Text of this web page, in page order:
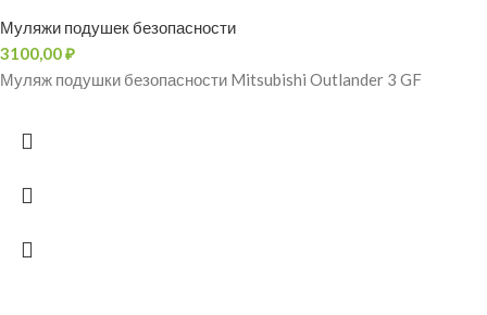
Муляжи подушек безопасности
3100,00₽
Муляж подушки безопасности Mitsubishi Outlander 3 GF